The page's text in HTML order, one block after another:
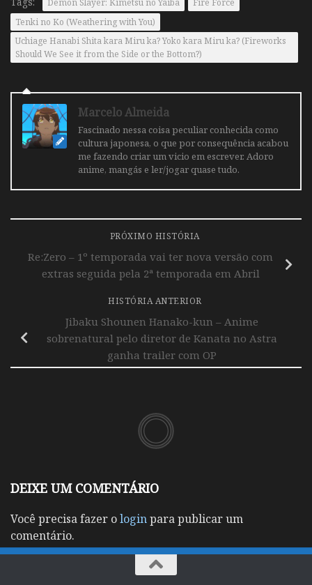
Tenki no Ko (Weathering with You)
Uchiage Hanabi Shita kara Miru ka? Yoko kara Miru ka? (Fireworks
Should We See it from the Side or the Bottom?)
Marcelo Almeida
Fascinado nessa coisa peculiar conhecida como
cultura japonesa, o que por consequência acabou
me fazendo criar um vicio em escrever. Adoro
anime, mangás e ler/jogar quase tudo.
PRÓXIMO HISTÓRIA
Re:Zero – 1º temporada vai ter nova versão com
extras seguida pela 2ª temporada em Abril
HISTÓRIA ANTERIOR
Jibaku Shounen Hanako-kun – Anime
sobrenatural pelo diretor de Kanata no Astra
ganha trailer com OP
DEIXE UM COMENTÁRIO
Você precisa fazer ologinpara publicar um
comentário.